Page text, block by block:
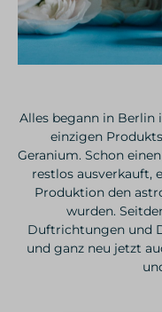
Alles begann in Berlin
einzigen
Geranium. Schon
restlos ausverkauft,
Produktion den
wurden.
Duftrichtungen und
und ganz neu jetzt